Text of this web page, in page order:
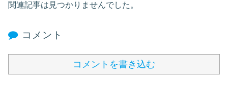
関連記事は見つかりませんでした。
コメント
コメントを書き込む